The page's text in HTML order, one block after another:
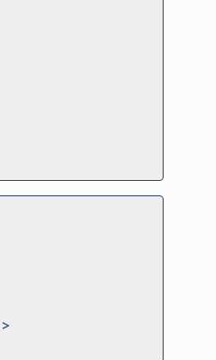
>